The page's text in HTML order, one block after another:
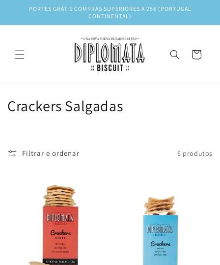
para oPORTES GRÁTIS COMPRAS SUPERIORES A 25€ (PORTUGAL
CONTINENTAL)
Carrinho
C
e
Crackers Salgadas
Filtrar e ordenar 6 produtos